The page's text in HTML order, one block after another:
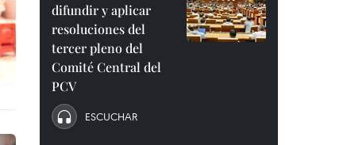
difundir y aplicar
resoluciones del
tercer pleno del
Comité Central del
PCV
ESCUCHAR